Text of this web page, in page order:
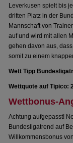
Leverkusen spielt bis
dritten Platz in der
Mannschaft von
auf und wird mit allen
gehen davon aus,
somit zu einem
Wett Tipp
Wettquote auf Tipico:
Wettbonus-
Achtung aufgepasst!
Bundesligatrend auf
Willkommensbonus